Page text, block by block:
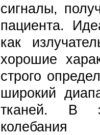
сигналы,
пациента.
как
хорошие
строго
широкий
тканей. В
колебания